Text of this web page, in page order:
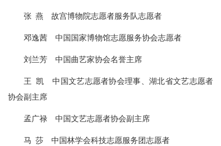
张 燕 故宫博物院志愿者服务队志愿者
邓逸茜 中国国家博物馆志愿服务协会志愿者
刘兰芳 中国曲艺家协会名誉主席
王 凯 中国文艺志愿者协会理事、湖北省文艺志愿者
协会副主席
孟广禄 中国文艺志愿者协会副主席
马 莎 中国林学会科技志愿服务团志愿者